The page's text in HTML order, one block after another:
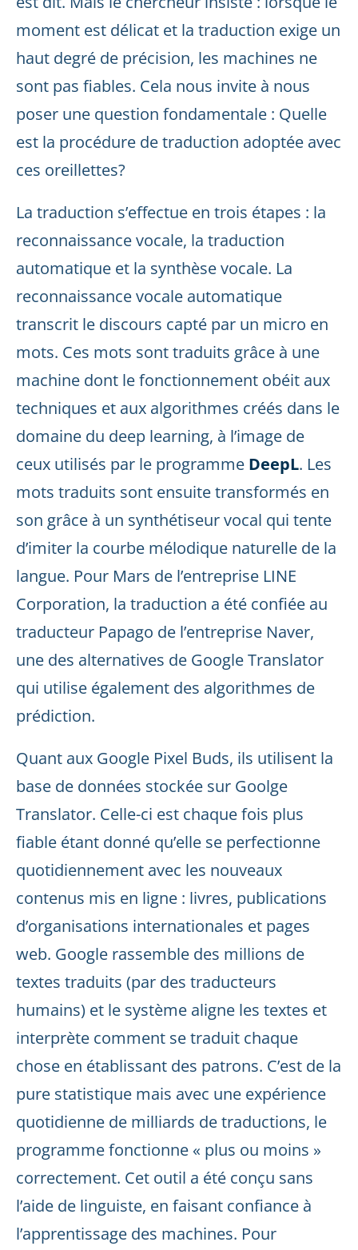
moment est délicat et la traduction exige un
haut degré de précision, les machines ne
sont pas fiables. Cela nous invite à nous
poser une question fondamentale : Quelle
est la procédure de traduction adoptée avec
ces oreillettes?
La traduction s’effectue en trois étapes : la
reconnaissance vocale, la traduction
automatique et la synthèse vocale. La
reconnaissance vocale automatique
transcrit le discours capté par un micro en
mots. Ces mots sont traduits grâce à une
machine dont le fonctionnement obéit aux
techniques et aux algorithmes créés dans le
domaine du deep learning, à l’image de
ceux utilisés par le programme DeepL. Les
mots traduits sont ensuite transformés en
son grâce à un synthétiseur vocal qui tente
d’imiter la courbe mélodique naturelle de la
langue. Pour Mars de l’entreprise LINE
Corporation, la traduction a été confiée au
traducteur Papago de l’entreprise Naver,
une des alternatives de Google Translator
qui utilise également des algorithmes de
prédiction.
Quant aux Google Pixel Buds, ils utilisent la
base de données stockée sur Goolge
Translator. Celle-ci est chaque fois plus
fiable étant donné qu’elle se perfectionne
quotidiennement avec les nouveaux
contenus mis en ligne : livres, publications
d’organisations internationales et pages
web. Google rassemble des millions de
textes traduits (par des traducteurs
humains) et le système aligne les textes et
interprète comment se traduit chaque
chose en établissant des patrons. C’est de la
pure statistique mais avec une expérience
quotidienne de milliards de traductions, le
programme fonctionne « plus ou moins »
correctement. Cet outil a été conçu sans
l’aide de linguiste, en faisant confiance à
l’apprentissage des machines. Pour